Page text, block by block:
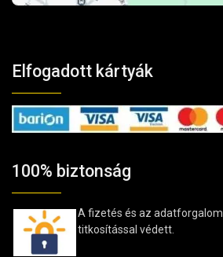
Elfogadott kártyák
100% biztonság
A fizetés és az adatforgalom
titkosítással védett.